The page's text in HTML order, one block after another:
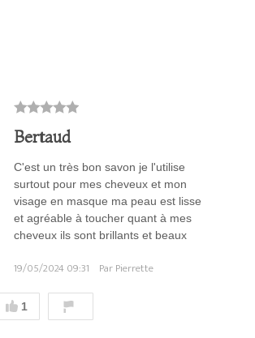
Bertaud
C'est un très bon savon je l'utilise
surtout pour mes cheveux et mon
visage en masque ma peau est lisse
et agréable à toucher quant à mes
cheveux ils sont brillants et beaux
19/05/2024 09:31 Par Pierrette
1